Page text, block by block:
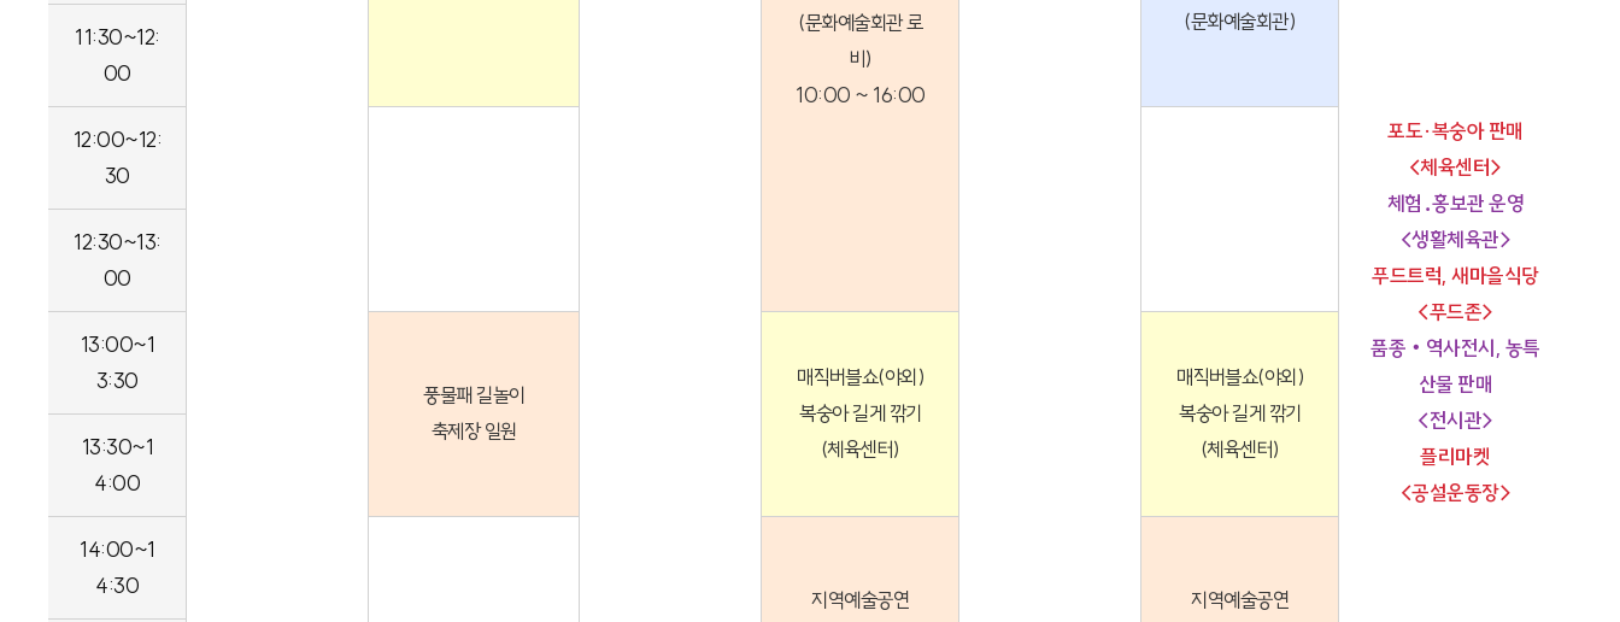
(문화예술회관 로
비)
10:00 ~ 16:00
포도·복숭아 판매
<체육센터>
체험․홍보관 운영
<생활체육관>
푸드트럭, 새마을식당
<푸드존>
품종‧역사전시, 농특
산물 판매
<전시관>
플리마켓
<공설운동장>
(문화예술회관)
11:30~12:
00
12:00~12:
30
12:30~13:
00
13:00~1
3:30
풍물패 길놀이
축제장 일원
매직버블쇼(야외)
복숭아 길게 깎기
(체육센터)
매직버블쇼(야외)
복숭아 길게 깎기
(체육센터)
13:30~1
4:00
14:00~1
4:30
지역예술공연
지역예술공연